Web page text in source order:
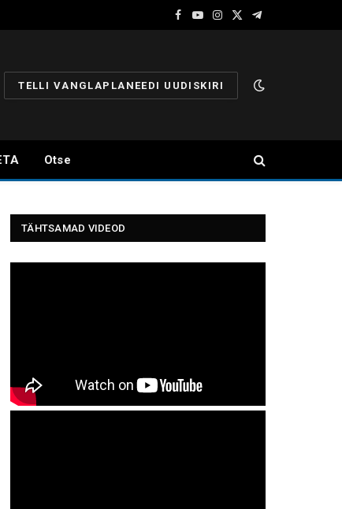
Facebook
YouTube
Instagram
X
Telegram
TELLI VANGLAPLANEEDI UUDISKIRI
Otse
TÄHTSAMAD VIDEOD